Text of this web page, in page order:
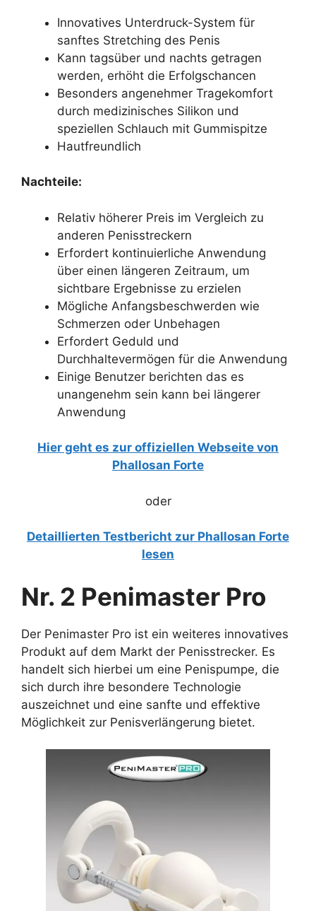
Innovatives Unterdruck-System für
sanftes Stretching des Penis
Kann tagsüber und nachts getragen
werden, erhöht die Erfolgschancen
Besonders angenehmer Tragekomfort
durch medizinisches Silikon und
speziellen Schlauch mit Gummispitze
Hautfreundlich
Nachteile:
Relativ höherer Preis im Vergleich zu
anderen Penisstreckern
Erfordert kontinuierliche Anwendung
über einen längeren Zeitraum, um
sichtbare Ergebnisse zu erzielen
Mögliche Anfangsbeschwerden wie
Schmerzen oder Unbehagen
Erfordert Geduld und
Durchhaltevermögen für die Anwendung
Einige Benutzer berichten das es
unangenehm sein kann bei längerer
Anwendung
Hier geht es zur offiziellen Webseite von
Phallosan Forte
oder
Detaillierten Testbericht zur Phallosan Forte
lesen
Nr. 2 Penimaster Pro
Der Penimaster Pro ist ein weiteres innovatives
Produkt auf dem Markt der Penisstrecker. Es
handelt sich hierbei um eine Penispumpe, die
sich durch ihre besondere Technologie
auszeichnet und eine sanfte und effektive
Möglichkeit zur Penisverlängerung bietet.